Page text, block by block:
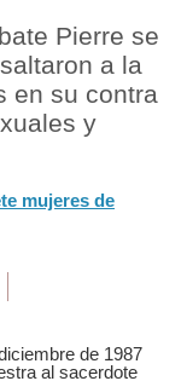
Pierre se
a la
en su contra
y
mujeres de